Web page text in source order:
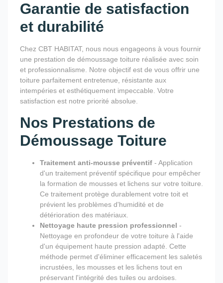
Garantie de satisfaction
et durabilité
Chez CBT HABITAT, nous nous engageons à vous fournir
une prestation de démoussage toiture réalisée avec soin
et professionnalisme. Notre objectif est de vous offrir une
toiture parfaitement entretenue, résistante aux
intempéries et esthétiquement impeccable. Votre
satisfaction est notre priorité absolue.
Nos Prestations de
Démoussage Toiture
Traitement anti-mousse préventif - Application
d'un traitement préventif spécifique pour empêcher
la formation de mousses et lichens sur votre toiture.
Ce traitement protège durablement votre toit et
prévient les problèmes d'humidité et de
détérioration des matériaux.
Nettoyage haute pression professionnel -
Nettoyage en profondeur de votre toiture à l'aide
d'un équipement haute pression adapté. Cette
méthode permet d'éliminer efficacement les saletés
incrustées, les mousses et les lichens tout en
préservant l'intégrité des tuiles ou ardoises.